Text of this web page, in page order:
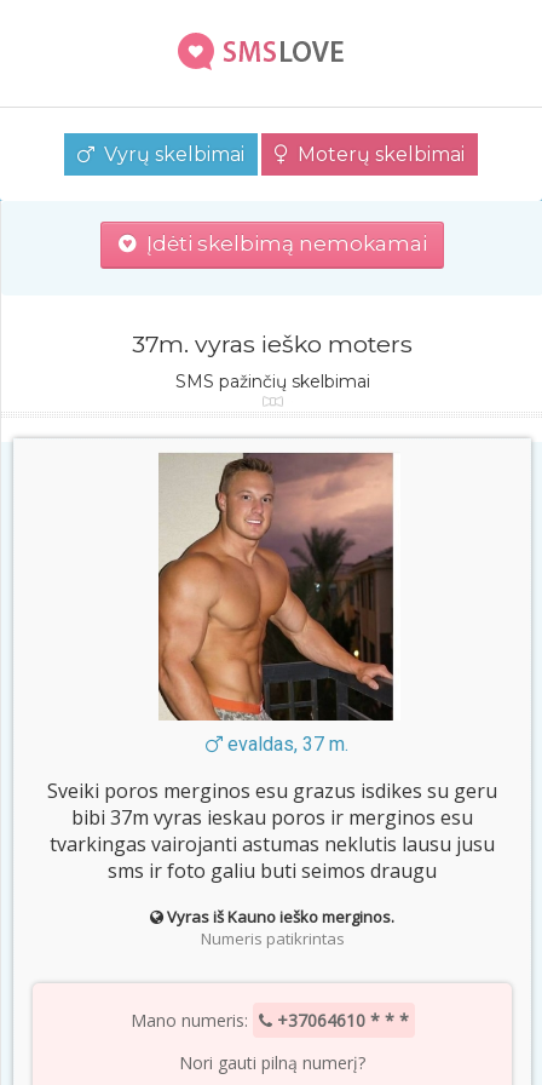
Vyrų skelbimai Moterų skelbimai
Įdėti skelbimą nemokamai
37m. vyras ieško moters
SMS pažinčių skelbimai
evaldas, 37 m.
Sveiki poros merginos esu grazus isdikes su geru
bibi 37m vyras ieskau poros ir merginos esu
tvarkingas vairojanti astumas neklutis lausu jusu
sms ir foto galiu buti seimos draugu
Vyras iš Kauno ieško merginos.
Numeris patikrintas
Mano numeris:
+37064610 * * *
Nori gauti pilną numerį?